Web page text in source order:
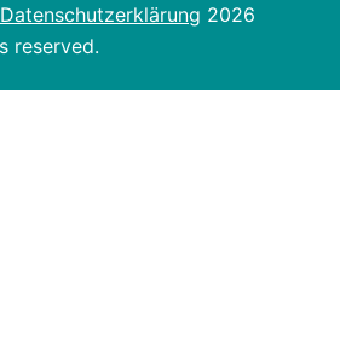
Datenschutzerklärung 2026
reserved.